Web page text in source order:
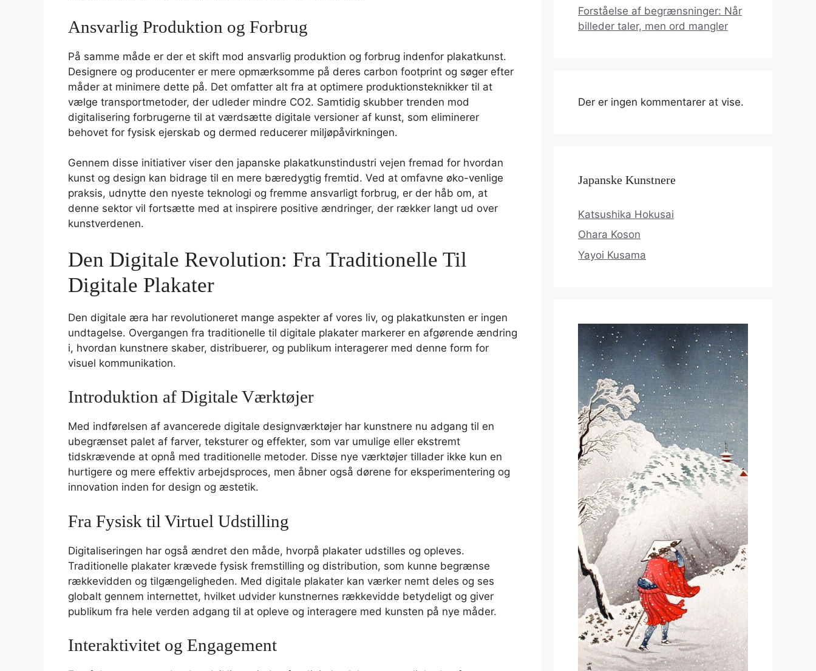
Ansvarlig Produktion og Forbrug
På samme måde er der et skift mod ansvarlig produktion og forbrug indenfor plakatkunst.
Designere og producenter er mere opmærksomme på deres carbon footprint og søger efter
måder at minimere dette på. Det omfatter alt fra at optimere produktionsteknikker til at
vælge transportmetoder, der udleder mindre CO2. Samtidig skubber trenden mod
digitalisering forbrugerne til at værdsætte digitale versioner af kunst, som eliminerer
behovet for fysisk ejerskab og dermed reducerer miljøpåvirkningen.
Gennem disse initiativer viser den japanske plakatkunstindustri vejen fremad for hvordan
kunst og design kan bidrage til en mere bæredygtig fremtid. Ved at omfavne øko-venlige
praksis, udnytte den nyeste teknologi og fremme ansvarligt forbrug, er der håb om, at
denne sektor vil fortsætte med at inspirere positive ændringer, der rækker langt ud over
kunstverdenen.
Den Digitale Revolution: Fra Traditionelle Til
Digitale Plakater
Den digitale æra har revolutioneret mange aspekter af vores liv, og plakatkunsten er ingen
undtagelse. Overgangen fra traditionelle til digitale plakater markerer en afgørende ændring
i, hvordan kunstnere skaber, distribuerer, og publikum interagerer med denne form for
visuel kommunikation.
Introduktion af Digitale Værktøjer
Med indførelsen af avancerede digitale designværktøjer har kunstnere nu adgang til en
ubegrænset palet af farver, teksturer og effekter, som var umulige eller ekstremt
tidskrævende at opnå med traditionelle metoder. Disse nye værktøjer tillader ikke kun en
hurtigere og mere effektiv arbejdsproces, men åbner også dørene for eksperimentering og
innovation inden for design og æstetik.
Fra Fysisk til Virtuel Udstilling
Digitaliseringen har også ændret den måde, hvorpå plakater udstilles og opleves.
Traditionelle plakater krævede fysisk fremstilling og distribution, som kunne begrænse
rækkevidden og tilgængeligheden. Med digitale plakater kan værker nemt deles og ses
globalt gennem internettet, hvilket udvider kunstnernes rækkevidde betydeligt og giver
publikum fra hele verden adgang til at opleve og interagere med kunsten på nye måder.
Interaktivitet og Engagement
Forståelse af begrænsninger: Når
billeder taler, men ord mangler
Der er ingen kommentarer at vise.
Japanske Kunstnere
Katsushika Hokusai
Ohara Koson
Yayoi Kusama